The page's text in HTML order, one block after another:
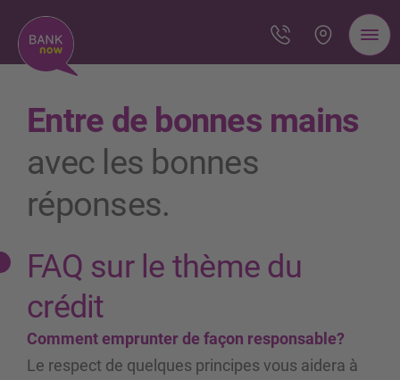
Entre de bonnes mains
avec les bonnes
réponses.
FAQ sur le thème du
crédit
Comment emprunter de façon responsable?
Le respect de quelques principes vous aidera à